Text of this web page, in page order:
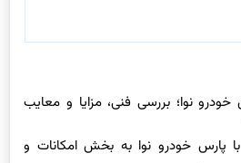
در ادامه مقایسه تارا V1 با پارس خودرو نوا به بخش امکانات و